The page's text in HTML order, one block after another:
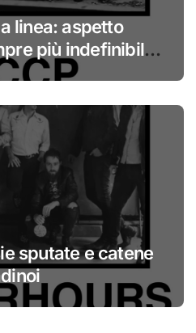
linea: aspetto
più indefinibile
sputate e catene